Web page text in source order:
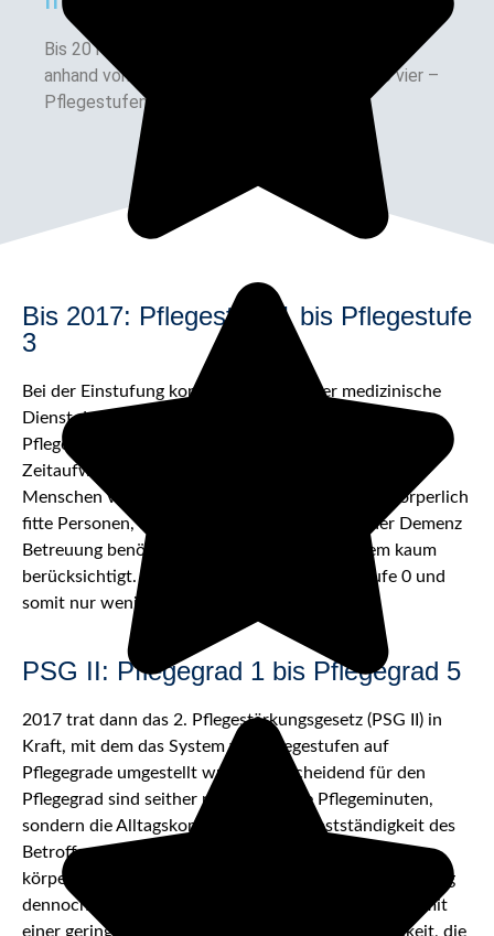
Bis 2017 erfolgte die Einordnung stattdessen
anhand von drei – inklusive der Pflegestufe 0 vier –
Pflegestufen
Bis 2017: Pflegestufe 1 bis Pflegestufe
3
Bei der Einstufung konzentrierte sich der medizinische
Dienst der Krankenversicherung früher auf die
Pflegeminuten. Ausschlaggebend war also der tägliche
Zeitaufwand, der mit der Pflege des betroffenen
Menschen verbunden war. Das große Problem: Körperlich
fitte Personen, die beispielsweise aufgrund einer Demenz
Betreuung benötigen, wurden in diesem System kaum
berücksichtigt. Sie erhielten maximal Pflegestufe 0 und
somit nur wenige Leistungen.
PSG II: Pflegegrad 1 bis Pflegegrad 5
2017 trat dann das 2. Pflegestärkungsgesetz (PSG II) in
Kraft, mit dem das System von Pflegestufen auf
Pflegegrade umgestellt wurde. Entscheidend für den
Pflegegrad sind seither nicht mehr die Pflegeminuten,
sondern die Alltagskompetenz und Selbstständigkeit des
Betroffenen. Dadurch erhöhte sich der Anspruch von
körperlich leistungsfähigen Personen, die in ihrem Alltag
dennoch Beeinträchtigungen unterliegen. Personen mit
einer geringen Beeinträchtigung der Selbstständigkeit, die